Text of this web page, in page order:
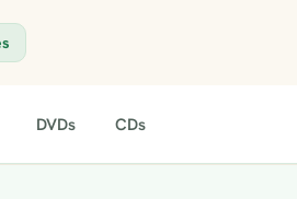
DVDs CDs